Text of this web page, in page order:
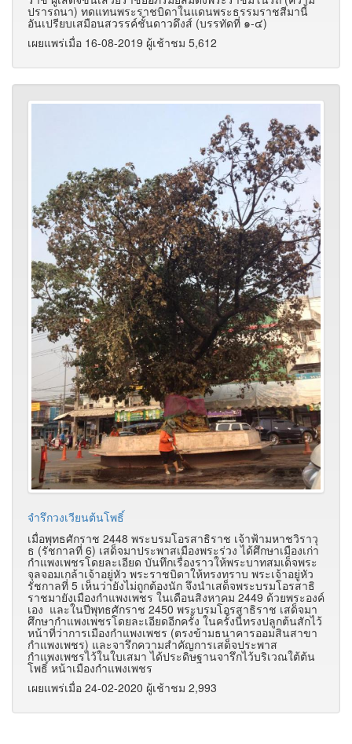
ปรารถนา) ทดแทนพระราชบิดาในแดนพระธรรมราชสีมานี้
อันเปรียบเสมือนสวรรค์ชั้นดาวดึงส์ (บรรทัดที่ ๑-๔)
เผยแพร่เมื่อ 16-08-2019 ผู้เช้าชม 5,612
จำรึกวงเวียนต้นโพธิ์
เมื่อพุทธศักราช 2448 พระบรมโอรสาธิราช เจ้าฟ้ามหาชวิราวุ
ธ (รัชกาลที่ 6) เสด็จมาประพาสเมืองพระร่วง ได้ศึกษาเมืองเก่า
กำแพงเพชรโดยละเอียด บันทึกเรื่องราวให้พระบาทสมเด็จพระ
จุลจอมเกล้าเจ้าอยู่หัว พระราชบิดาให้ทรงทราบ พระเจ้าอยู่หัว
รัชกาลที่ 5 เห็นว่ายังไม่ถูกต้องนัก จึงนำเสด็จพระบรมโอรสาธิ
ราชมายังเมืองกำแพงเพชร ในเดือนสิงหาคม 2449 ด้วยพระองค์
เอง และในปีพุทธศักราช 2450 พระบรมโอรสาธิราช เสด็จมา
ศึกษากำแพงเพชรโดยละเอียดอีกครั้ง ในครั้งนี้ทรงปลูกต้นสักไว้
หน้าที่ว่าการเมืองกำแพงเพชร (ตรงข้ามธนาคารออมสินสาขา
กำแพงเพชร) และจารึกความสำคัญการเสด็จประพาส
กำแพงเพชรไว้ในใบเสมา ได้ประดิษฐานจารึกไว้บริเวณใต้ต้น
โพธิ์ หน้าเมืองกำแพงเพชร
เผยแพร่เมื่อ 24-02-2020 ผู้เช้าชม 2,993